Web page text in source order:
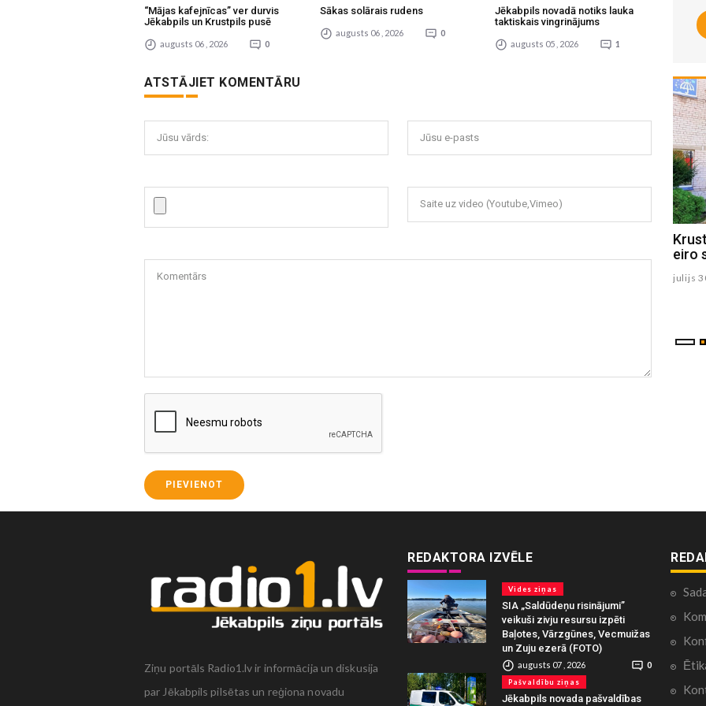
“Mājas kafejnīcas” ver durvis
Jēkabpils un Krustpils pusē
augusts 06 , 2026 0
Sākas solārais rudens
augusts 06 , 2026 0
Jēkabpils novadā notiks lauka
taktiskais vingrinājums
augusts 05 , 2026 1
ATSTĀJIET KOMENTĀRU
Jūsu vārds: Jūsu e-pasts
Saite uz video (Youtube,Vimeo)
Komentārs
PIEVIENOT
eiro
julijs
Ziņu portāls Radio1.lv ir informācija un diskusija
par Jēkabpils pilsētas un reģiona novadu
REDAKTORA IZVĒLE
Vides ziņas
SIA „Saldūdeņu risinājumi”
veikuši zivju resursu izpēti
Baļotes, Vārzgūnes, Vecmuižas
un Zuju ezerā (FOTO)
augusts 07 , 2026 0
Pašvaldību ziņas
Jēkabpils novada pašvaldības